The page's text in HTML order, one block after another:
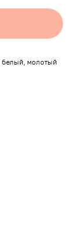
белый, молотый